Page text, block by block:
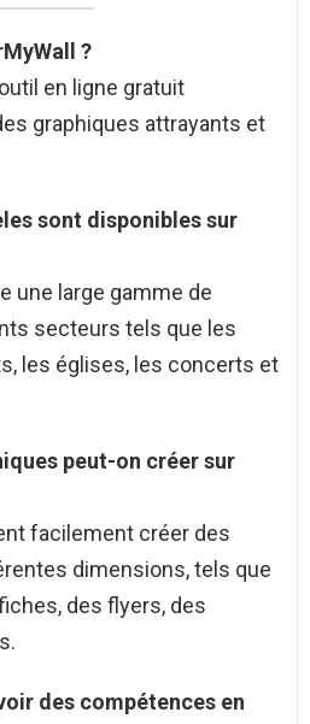
?
en ligne gratuit
graphiques attrayants et
sont disponibles sur
une large gamme de
secteurs tels que les
les églises, les concerts et
peut-on créer sur
facilement créer des
dimensions, tels que
des flyers, des
des compétences en